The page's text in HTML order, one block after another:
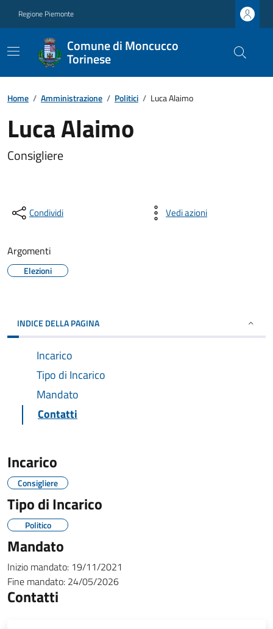
Regione Piemonte
Comune di Moncucco
Torinese
Home / Amministrazione / Politici / Luca Alaimo
Luca Alaimo
Consigliere
Condividi Vedi azioni
Argomenti
Elezioni
INDICE DELLA PAGINA
Incarico
Tipo di Incarico
Mandato
Contatti
Incarico
Consigliere
Tipo di Incarico
Politico
Mandato
Inizio mandato: 19/11/2021
Fine mandato: 24/05/2026
Contatti